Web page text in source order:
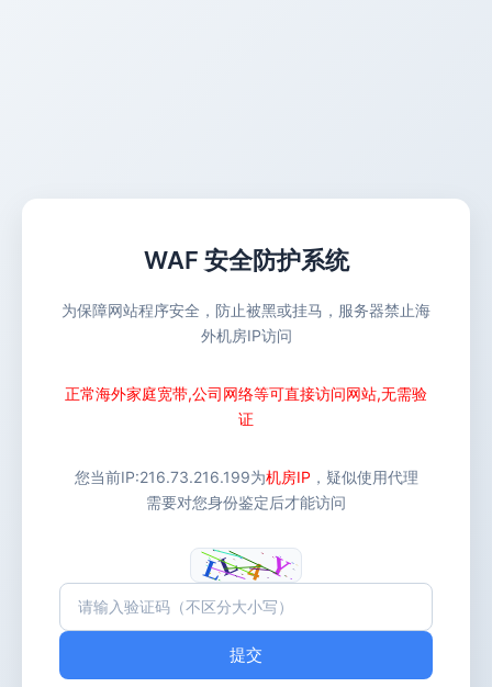
WAF 安全防护系统
为保障网站程序安全，防止被黑或挂马，服务器禁止海
外机房IP访问
正常海外家庭宽带,公司网络等可直接访问网站,无需验
证
您当前IP:216.73.216.199为机房IP ，疑似使用代理
需要对您身份鉴定后才能访问
提交